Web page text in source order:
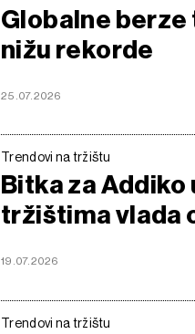
Globalne
nižu rekorde
25.07.2026
Trendovi na tržištu
Bitka za
tržištima vlada
19.07.2026
Trendovi na tržištu